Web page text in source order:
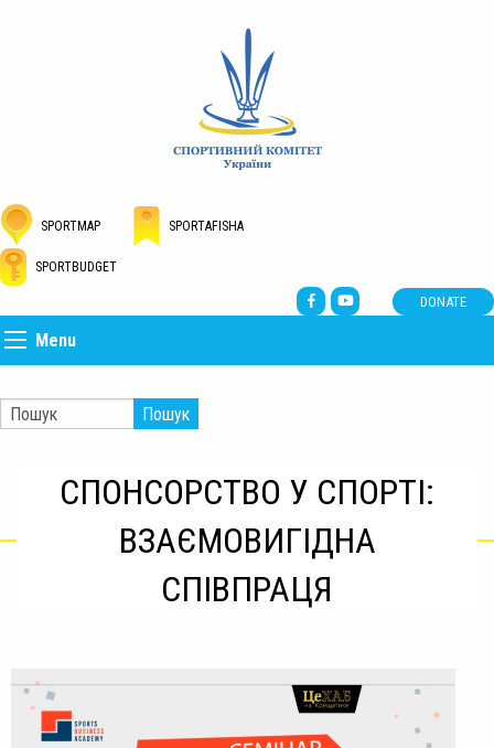
SPORTMAP SPORTAFISHA
SPORTBUDGET
DONATE
Menu
Пошук
СПОНСОРСТВО У СПОРТІ:
ВЗАЄМОВИГІДНА
СПІВПРАЦЯ